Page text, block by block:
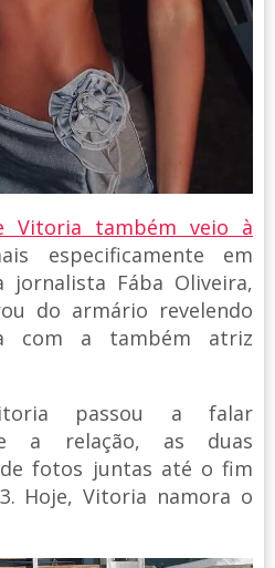
Vitoria também veio à
especificamente em
jornalista Fába Oliveira,
do armário revelendo
com a também atriz
passou a falar
a relação, as duas
fotos juntas até o fim
Hoje, Vitoria namora o